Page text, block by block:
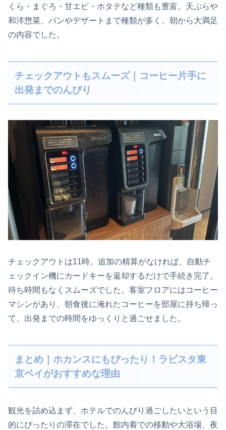
くら・まぐろ・甘エビ・ホタテなど種類も豊富。天ぷらや
和洋惣菜、パンやデザートまで種類が多く、朝から大満足
の内容でした。
チェックアウトもスムーズ｜コーヒー片手に
出発までのんびり
チェックアウトは11時。追加の精算がなければ、自動チ
ェックイン機にカードキーを返却するだけで手続き完了。
待ち時間もなくスムーズでした。客室フロアにはコーヒー
マシンがあり、朝食後に淹れたコーヒーを部屋に持ち帰っ
て、出発までの時間をゆっくりと過ごせました。
まとめ｜ホカンスにもぴったり！ラビスタ東
京ベイがおすすめな理由
観光を詰め込まず、ホテルでのんびり過ごしたいという目
的にぴったりの滞在でした。館内着での移動や大浴場、夜